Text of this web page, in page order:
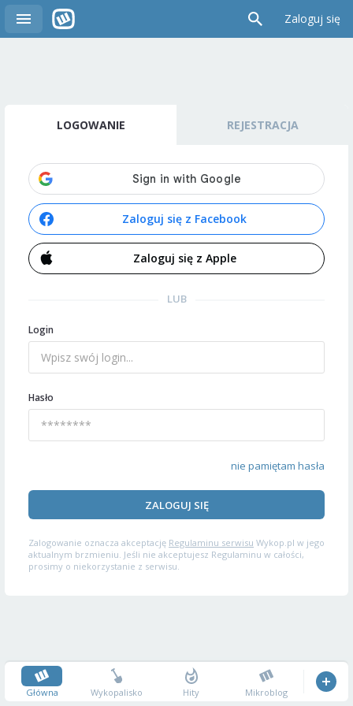
Zaloguj się
LOGOWANIE REJESTRACJA
Zaloguj się z Facebook
Zaloguj się z Apple
LUB
Login
Hasło
nie pamiętam hasła
ZALOGUJ SIĘ
Zalogowanie oznacza akceptację Regulaminu serwisu Wykop.pl w jego
aktualnym brzmieniu. Jeśli nie akceptujesz Regulaminu w całości,
prosimy o niekorzystanie z serwisu.
Główna Wykopalisko Hity Mikroblog